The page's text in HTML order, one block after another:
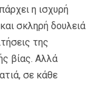
η ισχυρή
σκληρή δουλειά
της
βίας. Αλλά
σε κάθε